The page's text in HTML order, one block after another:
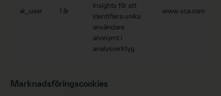
ai_user 1 år
Insights för att
identifiera unika
användare
anonymt i
analysverktyg.
www.sca.com
Marknadsföringscookies